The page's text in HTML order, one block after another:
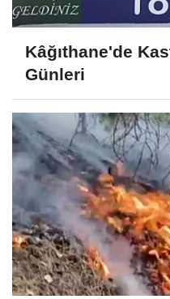
Kâğıthane'de
Günleri